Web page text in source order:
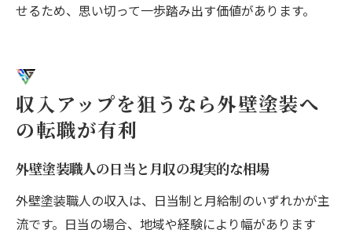
せるため、思い切って一歩踏み出す価値があります。
収入アップを狙うなら外壁塗装へ
の転職が有利
外壁塗装職人の日当と月収の現実的な相場
外壁塗装職人の収入は、日当制と月給制のいずれかが主
流です。日当の場合、地域や経験により幅があります